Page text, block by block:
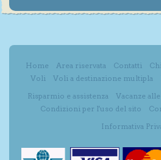
Home Area riservata Contatti
Voli
Voli a destinazione multipla
Risparmio e assistenza
Vacanze
Condizioni per l'uso del sito
Informativa